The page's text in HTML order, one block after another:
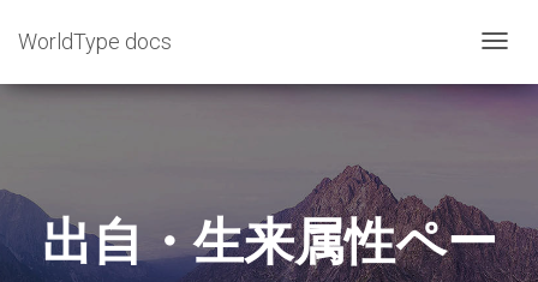
WorldType docs
ビ
ン
を
出自・生来属性ペー